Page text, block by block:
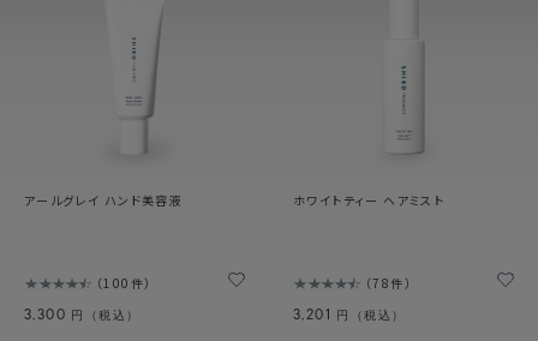
アールグレイ ハンド美容液
100件
3,300 円（税込）
ホワイトティー ヘアミスト
78件
3,201 円（税込）